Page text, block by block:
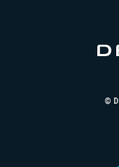
©